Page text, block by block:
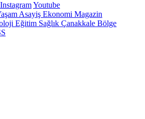
InstagramYoutube
Asayiş Ekonomi Magazin
Eğitim Sağlık Çanakkale Bölge